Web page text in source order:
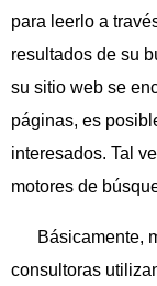
para leerlo a
resultados de su
su sitio web se
páginas, es
interesados. Tal
motores de
Básicamente,
consultoras